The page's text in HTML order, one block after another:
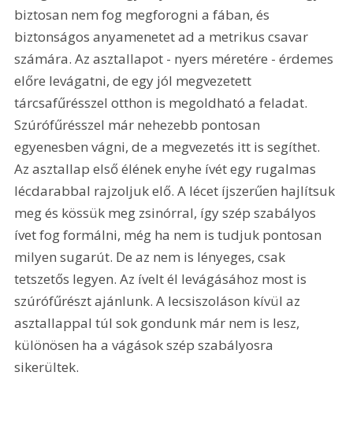
biztosan nem fog megforogni a fában, és
biztonságos anyamenetet ad a metrikus csavar
számára. Az asztallapot - nyers méretére - érdemes
előre levágatni, de egy jól megvezetett
tárcsafűrésszel otthon is megoldható a feladat.
Szúrófűrésszel már nehezebb pontosan
egyenesben vágni, de a megvezetés itt is segíthet.
Az asztallap első élének enyhe ívét egy rugalmas
lécdarabbal rajzoljuk elő. A lécet íjszerűen hajlítsuk
meg és kössük meg zsinórral, így szép szabályos
ívet fog formálni, még ha nem is tudjuk pontosan
milyen sugarút. De az nem is lényeges, csak
tetszetős legyen. Az ívelt él levágásához most is
szúrófűrészt ajánlunk. A lecsiszoláson kívül az
asztallappal túl sok gondunk már nem is lesz,
különösen ha a vágások szép szabályosra
sikerültek.